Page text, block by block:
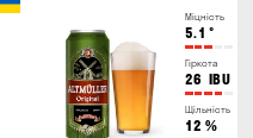
Міцність
5.1 °
Гіркота
26 IBU
Щільність
12 %